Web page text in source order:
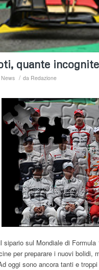
quante
News / da Redazione
sipario sul Mondiale di
per preparare i nuovi bolidi,
oggi sono ancora tanti e